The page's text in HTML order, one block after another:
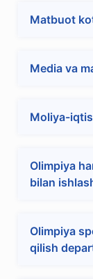
Matbuot
Media va
Moliya-
Olimpiya
bilan
Olimpiya
qilish